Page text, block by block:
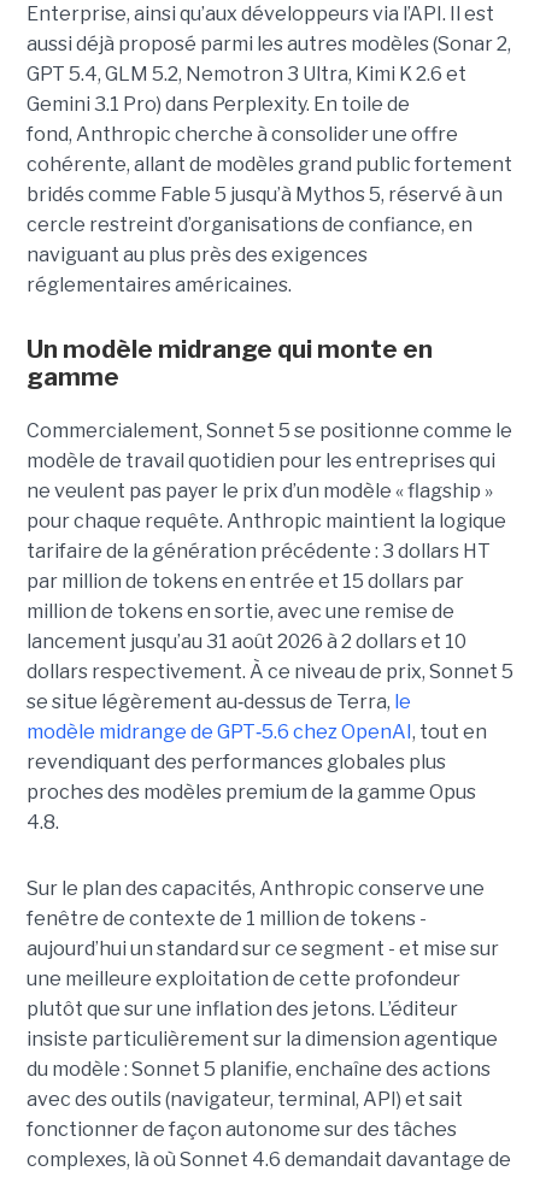
Enterprise, ainsi qu’aux développeurs via l’API. Il est
aussi déjà proposé parmi les autres modèles (Sonar 2,
GPT 5.4, GLM 5.2, Nemotron 3 Ultra, Kimi K 2.6 et
Gemini 3.1 Pro) dans Perplexity. En toile de
fond, Anthropic cherche à consolider une offre
cohérente, allant de modèles grand public fortement
bridés comme Fable 5 jusqu’à Mythos 5, réservé à un
cercle restreint d’organisations de confiance, en
naviguant au plus près des exigences
réglementaires américaines.
Un modèle midrange qui monte en
gamme
Commercialement, Sonnet 5 se positionne comme le
modèle de travail quotidien pour les entreprises qui
ne veulent pas payer le prix d’un modèle « flagship »
pour chaque requête. Anthropic maintient la logique
tarifaire de la génération précédente : 3 dollars HT
par million de tokens en entrée et 15 dollars par
million de tokens en sortie, avec une remise de
lancement jusqu’au 31 août 2026 à 2 dollars et 10
dollars respectivement. À ce niveau de prix, Sonnet 5
se situe légèrement au‑dessus de Terra, le
modèle midrange de GPT‑5.6 chez OpenAI, tout en
revendiquant des performances globales plus
proches des modèles premium de la gamme Opus
4.8.
Sur le plan des capacités, Anthropic conserve une
fenêtre de contexte de 1 million de tokens -
aujourd’hui un standard sur ce segment - et mise sur
une meilleure exploitation de cette profondeur
plutôt que sur une inflation des jetons. L’éditeur
insiste particulièrement sur la dimension agentique
du modèle : Sonnet 5 planifie, enchaîne des actions
avec des outils (navigateur, terminal, API) et sait
fonctionner de façon autonome sur des tâches
complexes, là où Sonnet 4.6 demandait davantage de